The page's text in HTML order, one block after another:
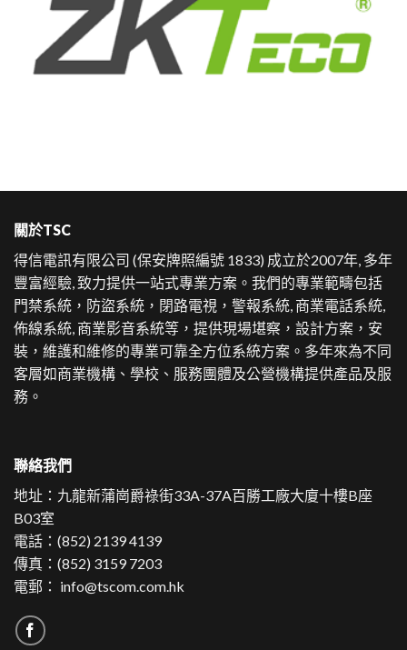
關於TSC
得信電訊有限公司 (保安牌照編號 1833) 成立於2007年, 多年
豐富經驗, 致力提供一站式專業方案。 我們的專業範疇包括
門禁系統，防盜系統，閉路電視，警報系統, 商業電話系統,
佈線系統, 商業影音系統等，提供現場堪察，設計方案，安
裝，維護和維修的專業可靠全方位系統方案。多年來為不同
客層如商業機構、學校、服務團體及公營機構提供產品及服
務。
聯絡我們
地址： 九龍新蒲崗爵祿街33A-37A百勝工廠大廈十樓B座
B03室
電話： (852) 2139 4139
傳真：(852) 3159 7203
電郵： info@tscom.com.hk